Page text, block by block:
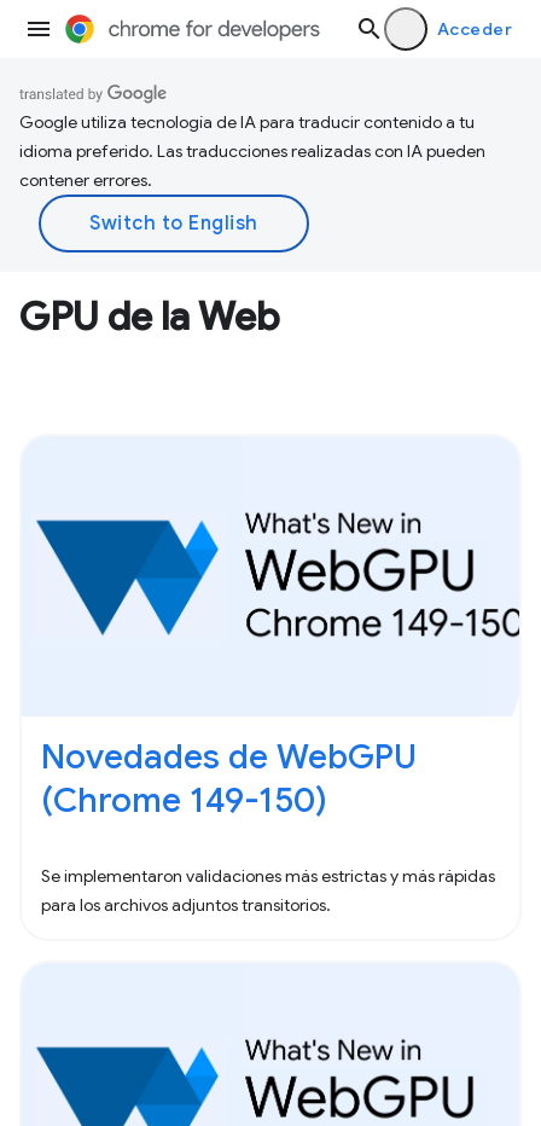
Acceder
Google utiliza tecnología de IA para traducir contenido a tu
idioma preferido. Las traducciones realizadas con IA pueden
contener errores.
GPU de la Web
Novedades de WebGPU
(Chrome 149-150)
Se implementaron validaciones más estrictas y más rápidas
para los archivos adjuntos transitorios.